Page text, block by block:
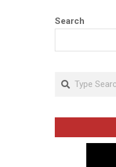
Search
Search